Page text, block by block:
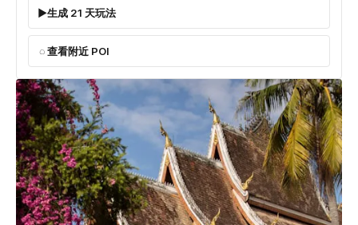
生成 21 天玩法
查看附近 POI